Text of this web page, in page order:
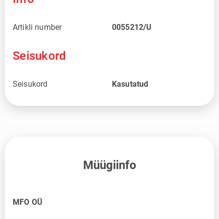
Artikli number 0055212/U
Seisukord
Seisukord Kasutatud
Müügiinfo
MFO OÜ